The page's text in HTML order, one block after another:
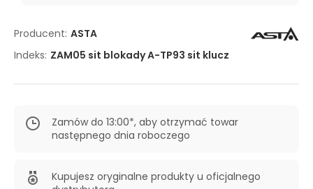
Producent: ASTA
Indeks: ZAM05 sit blokady A-TP93 sit klucz
Zamów do 13:00*, aby otrzymać towar
następnego dnia roboczego
Kupujesz oryginalne produkty u oficjalnego